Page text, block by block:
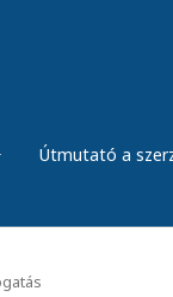
Útmutató a